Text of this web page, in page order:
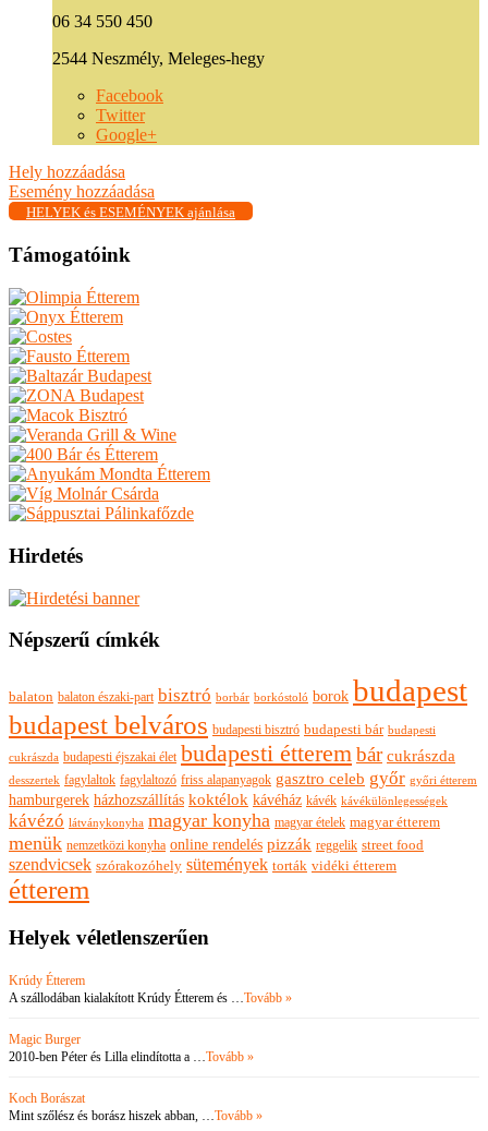
06 34 550 450
2544 Neszmély, Meleges-hegy
Facebook
Twitter
Google+
Hely hozzáadása
Esemény hozzáadása
HELYEK és ESEMÉNYEK ajánlása
Támogatóink
Hirdetés
Népszerű címkék
balaton balaton északi-part bisztró borbár borkóstoló borok budapest
budapest belváros budapesti bisztró budapesti bár budapesti
cukrászda budapesti éjszakai élet budapesti étterembár cukrászda
desszertek fagylaltok fagylaltozó friss alapanyagok gasztro celeb győr győri étterem
hamburgerek házhozszállítás koktélok kávéház kávék kávékülönlegességek
kávézó látványkonyha magyar konyha magyar ételek magyar étterem
menük nemzetközi konyha online rendelés pizzák reggelik street food
szendvicsek szórakozóhely sütemények torták vidéki étterem
étterem
Helyek véletlenszerűen
Krúdy Étterem
A szállodában kialakított Krúdy Étterem és … Tovább »
Magic Burger
2010-ben Péter és Lilla elindította a … Tovább »
Koch Borászat
Mint szőlész és borász hiszek abban, … Tovább »